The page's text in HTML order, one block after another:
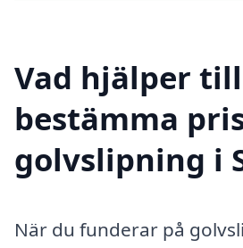
Vad hjälper
bestämma
golvslipning i
När du funderar på